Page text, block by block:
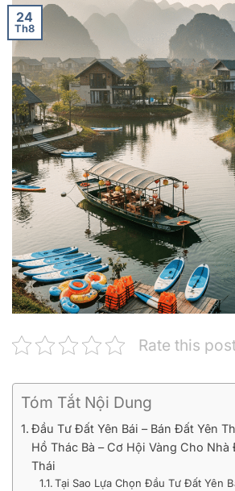
24
Th8
Rate this
Tóm Tắt Nội Dung
Đầu Tư Đất Yên Bái – Bán Đất Yên
Hồ Thác Bà – Cơ Hội Vàng Cho
Thái
Tại Sao Lựa Chọn Đầu Tư Đất Yên